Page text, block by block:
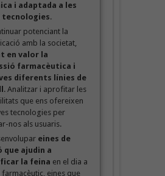
i adaptada a les
tecnologies.
potenciant la
amb la societat,
en valor la
farmacèutica i
diferents línies de
. Analitzar i aprofitar les
que ens ofereixen
tecnologies per
nos als usuaris.
eines de
que ajudin a
la feina en el dia a
eines que